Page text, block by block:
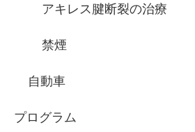
アキレス腱断裂の治療
禁煙
自動車
プログラム